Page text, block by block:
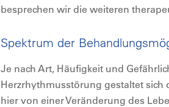
besprechen wir die weiteren
Spektrum der
Je nach Art, Häufigkeit und
Herzrhythmusstörung gestaltet sich
hier von einer Veränderung des